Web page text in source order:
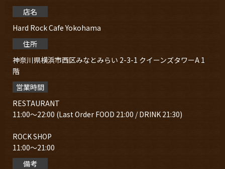
店名
Hard Rock Cafe Yokohama
住所
神奈川県横浜市⻄区みなとみらい 2-3-1 クイーンズタワーA 1
階
営業時間
RESTAURANT
11:00～22:00 (Last Order FOOD 21:00 / DRINK 21:30)
ROCK SHOP
11:00～21:00
備考